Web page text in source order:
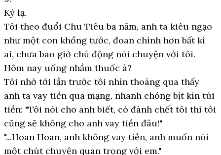
Kỳ lạ.
Tôi theo đuổi Chu Tiêu ba năm, anh ta kiêu ngạo
như một con khổng tước, đoan chính hơn bất kì
ai, chưa bao giờ chủ động nói chuyện với tôi.
Hôm nay uống nhầm thuốc à?
Tôi nhớ tới lần trước tôi nhìn thoáng qua thấy
anh ta vay tiền qua mạng, nhanh chóng bịt kín túi
tiền: "Tôi nói cho anh biết, có đánh chết tôi thì tôi
cũng sẽ không cho anh vay tiền đâu!"
"...Hoan Hoan, anh không vay tiền, anh muốn nói
một chút chuyện quan trọng với em."